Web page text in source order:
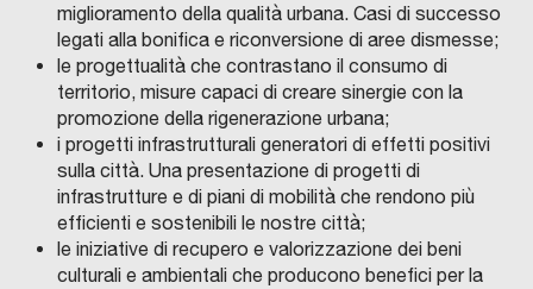
miglioramento della qualità urbana. Casi di successo
legati alla bonifica e riconversione di aree dismesse;
le progettualità che contrastano il consumo di
territorio, misure capaci di creare sinergie con la
promozione della rigenerazione urbana;
i progetti infrastrutturali generatori di effetti positivi
sulla città. Una presentazione di progetti di
infrastrutture e di piani di mobilità che rendono più
efficienti e sostenibili le nostre città;
le iniziative di recupero e valorizzazione dei beni
culturali e ambientali che producono benefici per la